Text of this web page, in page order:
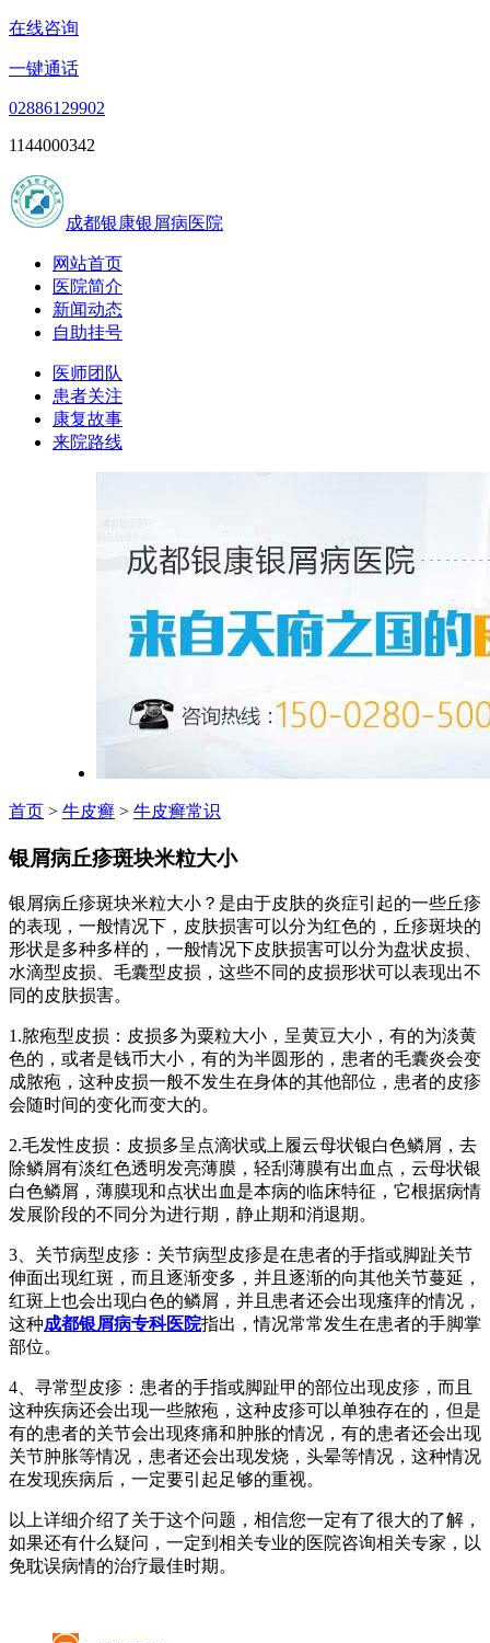
在线咨询
一键通话
02886129902
1144000342
成都银康银屑病医院
网站首页
医院简介
新闻动态
自助挂号
医师团队
患者关注
康复故事
来院路线
首页 > 牛皮癣 > 牛皮癣常识
银屑病丘疹斑块米粒大小
银屑病丘疹斑块米粒大小？是由于皮肤的炎症引起的一些丘疹
的表现，一般情况下，皮肤损害可以分为红色的，丘疹斑块的
形状是多种多样的，一般情况下皮肤损害可以分为盘状皮损、
水滴型皮损、毛囊型皮损，这些不同的皮损形状可以表现出不
同的皮肤损害。
1.脓疱型皮损：皮损多为粟粒大小，呈黄豆大小，有的为淡黄
色的，或者是钱币大小，有的为半圆形的，患者的毛囊炎会变
成脓疱，这种皮损一般不发生在身体的其他部位，患者的皮疹
会随时间的变化而变大的。
2.毛发性皮损：皮损多呈点滴状或上履云母状银白色鳞屑，去
除鳞屑有淡红色透明发亮薄膜，轻刮薄膜有出血点，云母状银
白色鳞屑，薄膜现和点状出血是本病的临床特征，它根据病情
发展阶段的不同分为进行期，静止期和消退期。
3、关节病型皮疹：关节病型皮疹是在患者的手指或脚趾关节
伸面出现红斑，而且逐渐变多，并且逐渐的向其他关节蔓延，
红斑上也会出现白色的鳞屑，并且患者还会出现瘙痒的情况，
这种成都银屑病专科医院指出，情况常常发生在患者的手脚掌
部位。
4、寻常型皮疹：患者的手指或脚趾甲的部位出现皮疹，而且
这种疾病还会出现一些脓疱，这种皮疹可以单独存在的，但是
有的患者的关节会出现疼痛和肿胀的情况，有的患者还会出现
关节肿胀等情况，患者还会出现发烧，头晕等情况，这种情况
在发现疾病后，一定要引起足够的重视。
以上详细介绍了关于这个问题，相信您一定有了很大的了解，
如果还有什么疑问，一定到相关专业的医院咨询相关专家，以
免耽误病情的治疗最佳时期。